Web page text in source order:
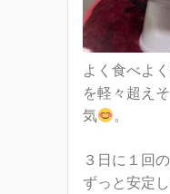
よく食べよ
を軽々超え
気
。
３日に１回
ずっと安定し